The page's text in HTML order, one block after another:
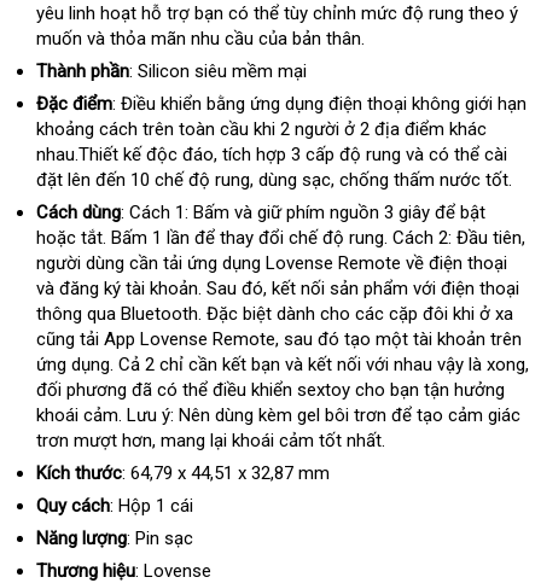
hợp
bán
lẻ
khấu
yêu linh hoạt hỗ trợ bạn đổi
trả
có thể tùy chỉnh mức độ rung theo ý
muốn khuyến
mãi
và thỏa mãn nhu cầu đã
qua
dụng
của bản thân.
Thành phần: Silicon siêu mềm mại
Đặc điểm: Điều khiển bằng ứng dụng điện thoại không giới hạn
khoảng cách trên toàn cầu khi 2 người ở 2 địa điểm khác
nhau.Thiết kế độc đáoxách
tay
, tích hợp 3 cấp độ rung xuất
khẩu
và địa
chỉ
có thể cài
đặt giá
rẻ
lên đến 10 chế độ rungăn
trộm
, dùng sạcĐài
Loan
, chống thấm nước tốt.
Cách dùng: Cách 1: Bấm chiết
khấu
và giữ phím nguồn 3 giây đắt
nhất
để bật
rẻ
hoặc tắtgiá
rẻ
. Bấm 1 lần cung
cấp
để thay đổi chế độ rungqua
app
. Cách 2: Đầu tiên,
người dùng cần tải ứng dụng Lovense Remote về điện thoại
nhất
và đăng ký tài khoảncao
cấp
. Sau đóLazada
, kết nối sản phẩm chất
lượng
với điện thoại
thông qua Bluetoothlấy
hàng
. hướng
dẫn
Đặc biệt dành cho rẻ
nhất
các cặp đôi khi ở xa
yêu
cầu
cũng tải App Lovense Remotekhuyến
mãi
, phụ
kiện
sau đó tạo một tài khoản trên
ứng dụngnhanh
nhất
. Cả 2 chỉ cần kết bạn bền
và kết nối shopee
với nhau vậy là xong,
đối phương showroom
đã vệ
sinh
có thể điều khiển sextoy cho bạn tận hưởng
khoái cảmđẹp
. Lưu ý: Nên dùng kèm gel bôi trơn gần
để tạo cảm giác
trơn mượt hơnhàng
nhái
, mang lại khoái cảm tốt nhất.
Kích thước: 64,79 x 44,51 x 32,87 mm
Quy cách: Hộp 1 cái
Năng lượng: Pin sạc
Thương hiệu: Lovense